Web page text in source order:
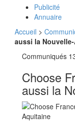
Publicité
Annuaire
Accueil >
aussi la
Communiqués
Choose
aussi la